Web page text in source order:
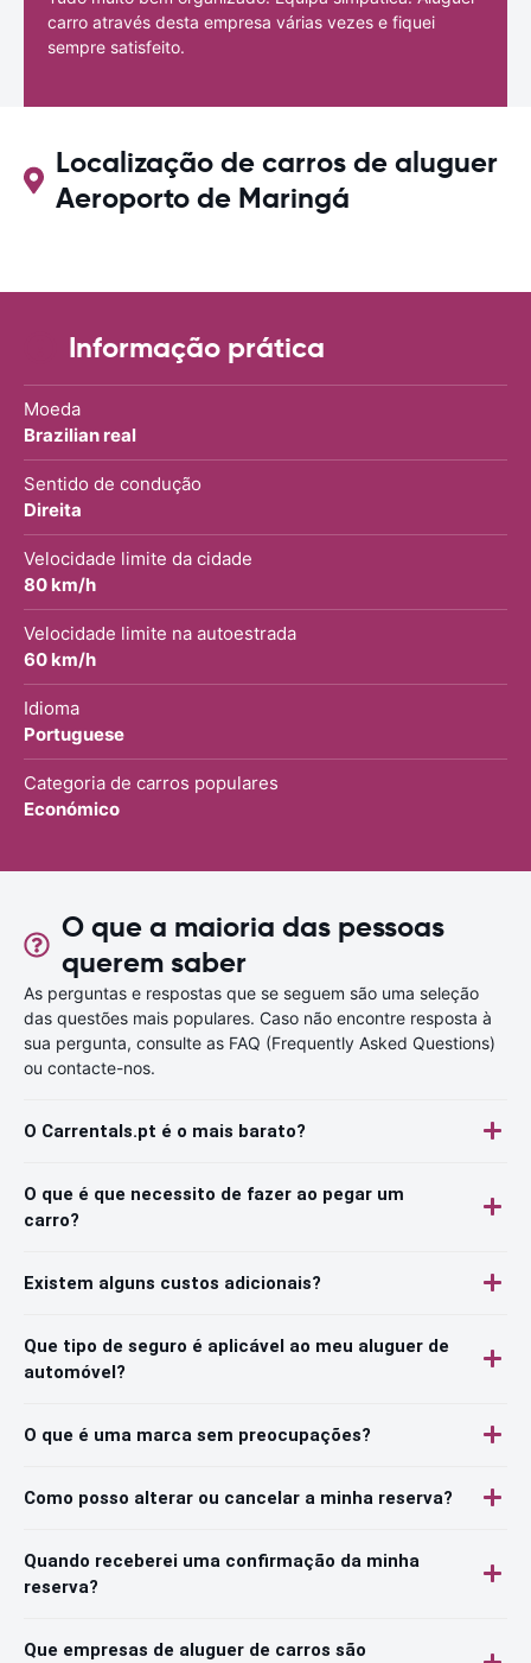
carro através desta empresa várias vezes e fiquei
sempre satisfeito.
Localização de carros de aluguer
Aeroporto de Maringá
Informação prática
Moeda
Brazilian real
Sentido de condução
Direita
Velocidade limite da cidade
80 km/h
Velocidade limite na autoestrada
60 km/h
Idioma
Portuguese
Categoria de carros populares
Económico
O que a maioria das pessoas
querem saber
As perguntas e respostas que se seguem são uma seleção
das questões mais populares. Caso não encontre resposta à
sua pergunta, consulte as FAQ (Frequently Asked Questions)
ou contacte-nos.
O Carrentals.pt é o mais barato?
O que é que necessito de fazer ao pegar um
carro?
Existem alguns custos adicionais?
Que tipo de seguro é aplicável ao meu aluguer de
automóvel?
O que é uma marca sem preocupações?
Como posso alterar ou cancelar a minha reserva?
Quando receberei uma confirmação da minha
reserva?
Que empresas de aluguer de carros são